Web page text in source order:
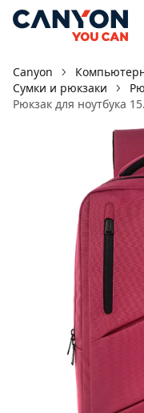
Canyon
Сумки и рюкзаки
Рюкзак для ноутбука